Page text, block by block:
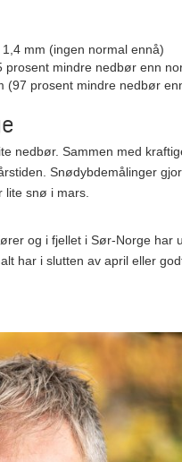
mm (ingen normal ennå)
mindre nedbør enn
(97 prosent mindre nedbør
nedbør. Sammen med
Snødybdemålinger
snø i mars.
og i fjellet i Sør-Norge har
har i slutten av april eller